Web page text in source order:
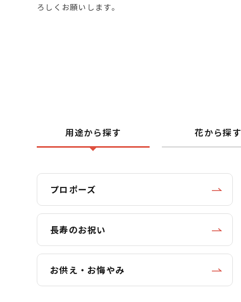
ろしくお願いします。
用途から探す 花から探す
プロポーズ
長寿のお祝い
お供え・お悔やみ